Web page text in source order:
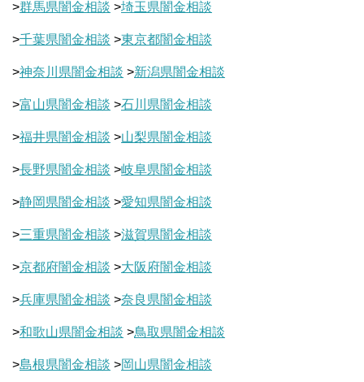
>群馬県闇金相談 >埼玉県闇金相談
>千葉県闇金相談 >東京都闇金相談
>神奈川県闇金相談 >新潟県闇金相談
>富山県闇金相談 >石川県闇金相談
>福井県闇金相談 >山梨県闇金相談
>長野県闇金相談 >岐阜県闇金相談
>静岡県闇金相談 >愛知県闇金相談
>三重県闇金相談 >滋賀県闇金相談
>京都府闇金相談 >大阪府闇金相談
>兵庫県闇金相談 >奈良県闇金相談
>和歌山県闇金相談 >鳥取県闇金相談
>島根県闇金相談 >岡山県闇金相談